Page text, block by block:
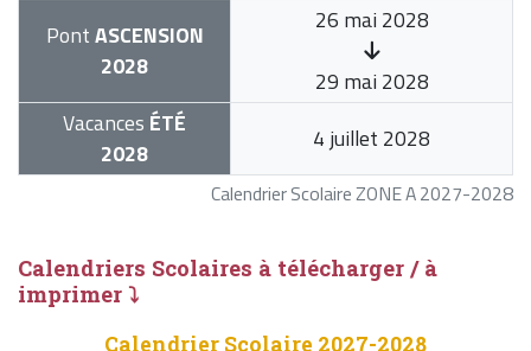
Calendrier Scolaire ZONE A 2027-2028
PontASCENSION
2028
26 mai 2028
29 mai 2028
Vacances ÉTÉ
2028
4 juillet 2028
Calendriers Scolaires à télécharger / à
imprimer ⤵
Calendrier Scolaire 2027-2028